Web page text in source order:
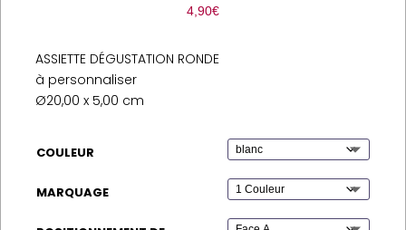
4,90€
ASSIETTE DÉGUSTATION RONDE
à personnaliser
Ø20,00 x 5,00 cm
COULEUR
MARQUAGE